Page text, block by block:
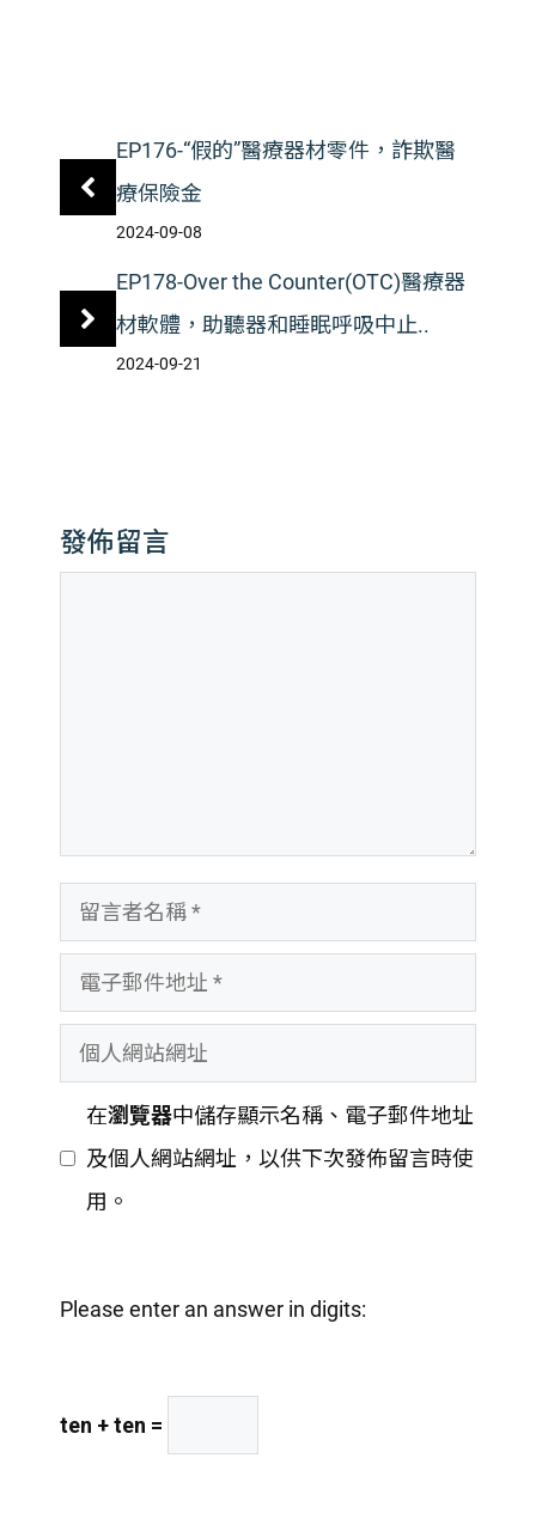
EP176-“假的”醫療器材零件，詐欺醫
療保險金
2024-09-08
EP178-Over the Counter(OTC)醫療器
材軟體，助聽器和睡眠呼吸中止..
2024-09-21
發佈留言
言
名
子
郵
地
人
站
在瀏覽器中儲存顯示名稱、電子郵件地址
及個人網站網址，以供下次發佈留言時使
用。
Please enter an answer in digits:
ten + ten =